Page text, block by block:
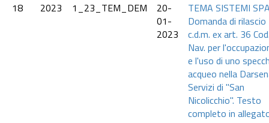
18
2023 1_23_TEM_DEM
20-
01-
2023
TEMA SISTEMI
Domanda di rilascio
c.d.m. ex art. 36
Nav. per
e l'uso di uno
acqueo nella
Servizi di "San
Nicolicchio". Testo
completo in